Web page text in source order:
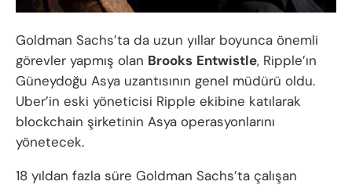
Goldman Sachs’ta da uzun yıllar boyunca önemli
görevler yapmış olan Brooks Entwistle, Ripple’ın
Güneydoğu Asya uzantısının genel müdürü oldu.
Uber’in eski yöneticisi Ripple ekibine katılarak
blockchain şirketinin Asya operasyonlarını
yönetecek.
18 yıldan fazla süre Goldman Sachs’ta çalışan